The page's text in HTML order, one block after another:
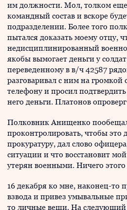
им должности. Мол, толком
командный состав и вскоре
подразделении. Более того
пытался доказать моему отцу,
недисциплинированный
якобы вымогает деньги у
переведенному в в/ч 42587
разговаривал с ним на громкой
телефону и просил
него деньги. Платонов
Полковник Анищенко
проконтролировать, чтобы это
прокуратуру, дал слово
ситуации и что восстановит
утерян военными. Ничего
16 декабря ко мне, наконец-то
взвода и привез умывальные
то личные вещи. На следующий